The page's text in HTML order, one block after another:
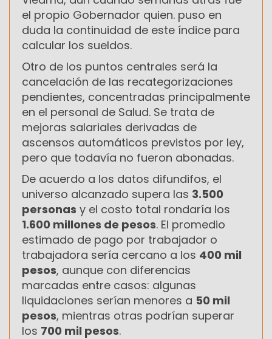
el propio Gobernador quien. puso en
duda la continuidad de este índice para
calcular los sueldos.
Otro de los puntos centrales será la
cancelación de las recategorizaciones
pendientes, concentradas principalmente
en el personal de Salud. Se trata de
mejoras salariales derivadas de
ascensos automáticos previstos por ley,
pero que todavía no fueron abonadas.
De acuerdo a los datos difundifos, el
universo alcanzado supera las 3.500
personas y el costo total rondaría los
1.600 millones de pesos. El promedio
estimado de pago por trabajador o
trabajadora sería cercano a los 400 mil
pesos, aunque con diferencias
marcadas entre casos: algunas
liquidaciones serían menores a 50 mil
pesos, mientras otras podrían superar
los 700 mil pesos.